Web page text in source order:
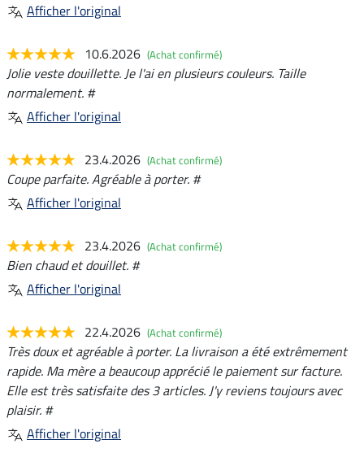
Afficher l'original
10.6.2026 (Achat confirmé)
Jolie veste douillette. Je l'ai en plusieurs couleurs. Taille
normalement. #
Afficher l'original
23.4.2026 (Achat confirmé)
Coupe parfaite. Agréable à porter. #
Afficher l'original
23.4.2026 (Achat confirmé)
Bien chaud et douillet. #
Afficher l'original
22.4.2026 (Achat confirmé)
Très doux et agréable à porter. La livraison a été extrêmement
rapide. Ma mère a beaucoup apprécié le paiement sur facture.
Elle est très satisfaite des 3 articles. J'y reviens toujours avec
plaisir. #
Afficher l'original